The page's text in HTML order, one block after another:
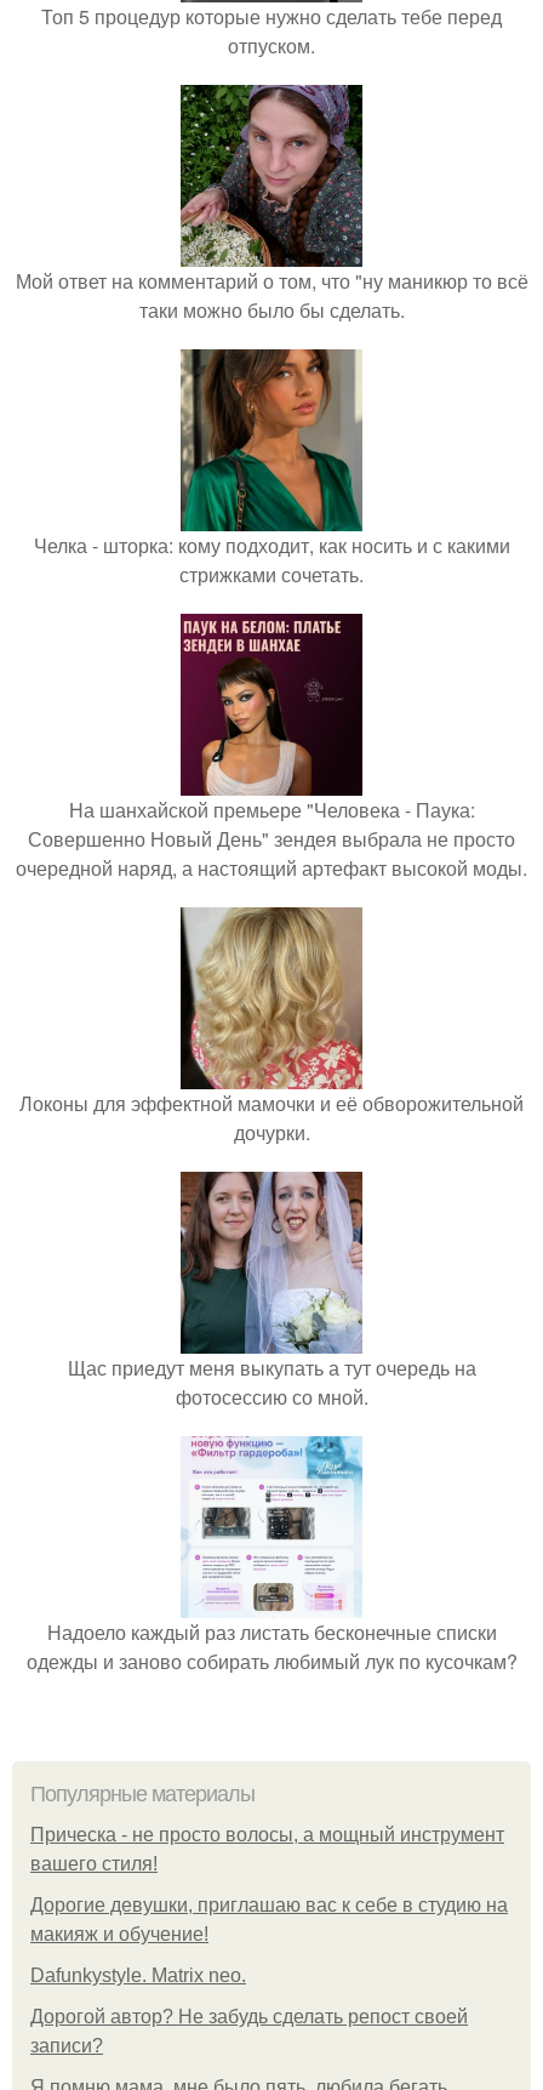
Топ 5 процедур которые нужно сделать тебе перед
отпуском.
Мой ответ на комментарий о том, что "ну маникюр то всё
таки можно было бы сделать.
Челка - шторка: кому подходит, как носить и с какими
стрижками сочетать.
На шанхайской премьере "Человека - Паука:
Совершенно Новый День" зендея выбрала не просто
очередной наряд, а настоящий артефакт высокой моды.
Локоны для эффектной мамочки и её обворожительной
дочурки.
Щас приедут меня выкупать а тут очередь на
фотосессию со мной.
Надоело каждый раз листать бесконечные списки
одежды и заново собирать любимый лук по кусочкам?
Популярные материалы
Прическа - не просто волосы, а мощный инструмент
вашего стиля!
Дорогие девушки, приглашаю вас к себе в студию на
макияж и обучение!
Dafunkystyle. Matrix neo.
Дорогой автор? Не забудь сделать репост своей
записи?